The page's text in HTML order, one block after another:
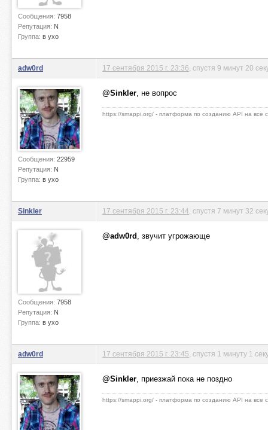
Сообщения: 7958
Репутация: N
Группа: в ухо
adw0rd
Сообщения: 22959
Репутация: N
Группа: в ухо
17 сентября 2015 г. 23:36 , спустя 9 минут 20
@Sinkler, не вопрос
https://smappi.org/ - платформа по созданию API на все
Sinkler
Сообщения: 7958
Репутация: N
Группа: в ухо
17 сентября 2015 г. 23:44 , спустя 7 минут 32
@adw0rd , звучит угрожающе
adw0rd 17 сентября 2015 г. 23:45 , спустя 1 минуту 1
@Sinkler, приезжай пока не поздно
https://smappi.org/ - платформа по созданию API на все